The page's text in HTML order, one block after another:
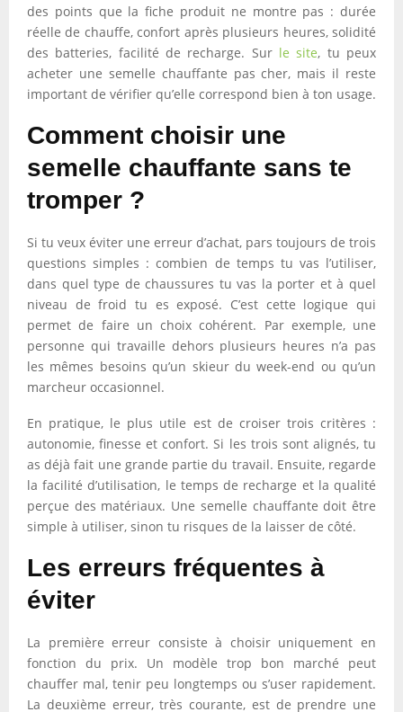
des points que la fiche produit ne montre pas : durée
réelle de chauffe, confort après plusieurs heures, solidité
des batteries, facilité de recharge. Sur le site, tu peux
acheter une semelle chauffante pas cher, mais il reste
important de vérifier qu’elle correspond bien à ton usage.
Comment choisir une
semelle chauffante sans te
tromper ?
Si tu veux éviter une erreur d’achat, pars toujours de trois
questions simples : combien de temps tu vas l’utiliser,
dans quel type de chaussures tu vas la porter et à quel
niveau de froid tu es exposé. C’est cette logique qui
permet de faire un choix cohérent. Par exemple, une
personne qui travaille dehors plusieurs heures n’a pas
les mêmes besoins qu’un skieur du week-end ou qu’un
marcheur occasionnel.
En pratique, le plus utile est de croiser trois critères :
autonomie, finesse et confort. Si les trois sont alignés, tu
as déjà fait une grande partie du travail. Ensuite, regarde
la facilité d’utilisation, le temps de recharge et la qualité
perçue des matériaux. Une semelle chauffante doit être
simple à utiliser, sinon tu risques de la laisser de côté.
Les erreurs fréquentes à
éviter
La première erreur consiste à choisir uniquement en
fonction du prix. Un modèle trop bon marché peut
chauffer mal, tenir peu longtemps ou s’user rapidement.
La deuxième erreur, très courante, est de prendre une